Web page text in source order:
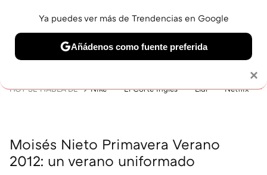
BELLEZA SHOPPING VIAJES GASTRO SNEAKERS
HOY SE HABLA DE Nike El Corte Inglés Lidl Netflix
Moisés Nieto Primavera Verano
2012: un verano uniformado
×
Ya puedes ver más de Trendencias en Google
Añádenos como fuente preferida